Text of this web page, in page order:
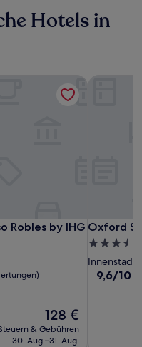
Hotels in
Robles by IHG
Robles by IHG
Der
Preis
beträgt
128 €
& Gebühren
30. Aug.–31. Aug.
Oxford
Oxford
3.5-
Sterne-
Innenstadt
9.6
9,6/10